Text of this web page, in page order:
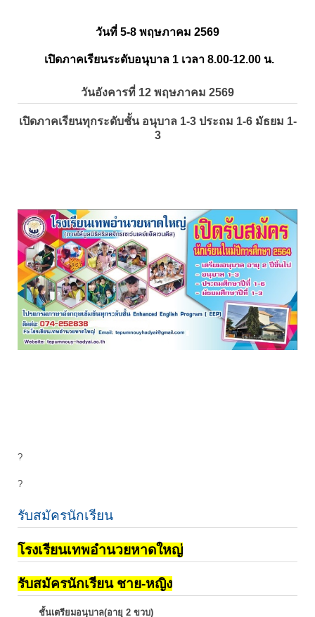
วันที่ 5-8 พฤษภาคม 2569
เปิดภาคเรียนระดับอนุบาล 1 เวลา 8.00-12.00 น.
วันอังคารที่ 12 พฤษภาคม 2569
เปิดภาคเรียนทุกระดับชั้น อนุบาล 1-3 ประถม 1-6 มัธยม 1-
3
?
?
รับสมัครนักเรียน
โรงเรียนเทพอำนวยหาดใหญ่
รับสมัครนักเรียน ชาย-หญิง
ชั้นเตรียมอนุบาล(อายุ 2 ขวบ)